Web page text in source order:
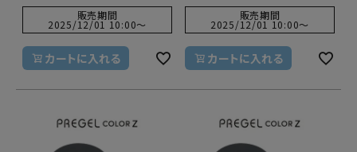
販売期間
2025/12/01 10:00〜
カートに入れる
販売期間
2025/12/01 10:00〜
カートに入れる